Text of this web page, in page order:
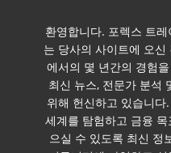
환영합니다. 포렉스 트
는 당사의 사이트에 오
에서의 몇 년간의 경험
최신 뉴스, 전문가 분석
위해 헌신하고 있습니
세계를 탐험하고 금융
으실 수 있도록 최신 정